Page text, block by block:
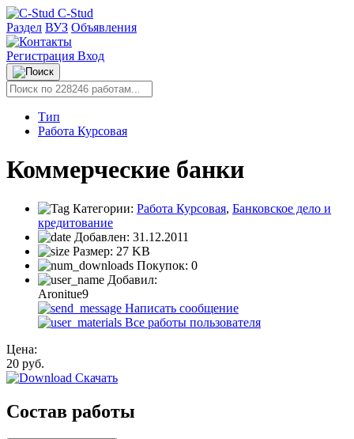
C-Stud
Раздел ВУЗ Объявления
Регистрация Вход
Тип
Работа Курсовая
Коммерческие банки
Категории: Работа Курсовая, Банковское дело и
кредитование
Добавлен: 31.12.2011
Размер: 27 KB
Покупок: 0
Добавил:
Aronitue9
Написать сообщение
Все работы пользователя
Цена:
20 руб.
Скачать
Состав работы